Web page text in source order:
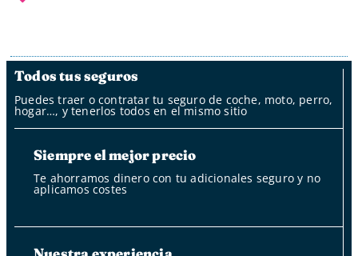
Todos tus seguros
Puedes traer o contratar tu seguro de coche, moto, perro,
hogar…, y tenerlos todos en el mismo sitio
Siempre el mejor precio
Te ahorramos dinero con tu adicionales seguro y no
aplicamos costes